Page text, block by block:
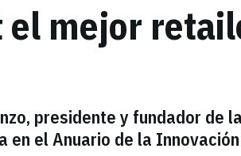
el mejor
presidente y fundador de
en el Anuario de la